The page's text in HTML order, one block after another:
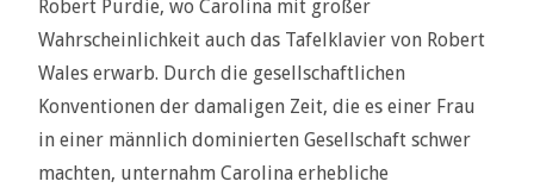
Robert Purdie, wo Carolina mit großer
Wahrscheinlichkeit auch das Tafelklavier von Robert
Wales erwarb. Durch die gesellschaftlichen
Konventionen der damaligen Zeit, die es einer Frau
in einer männlich dominierten Gesellschaft schwer
machten, unternahm Carolina erhebliche